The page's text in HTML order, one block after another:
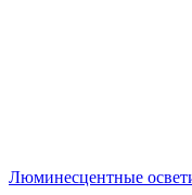
Люминесцентные